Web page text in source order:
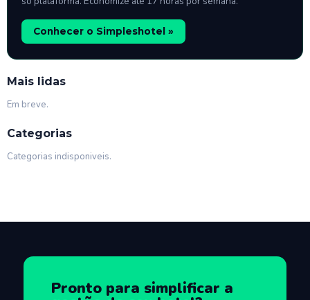
Conhecer o Simpleshotel »
Mais lidas
Em breve.
Categorias
Categorias indisponiveis.
Pronto para simplificar a